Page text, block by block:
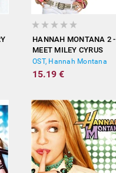
HANNAH MONTANA 2 -
MEET MILEY CYRUS
OST, Hannah Montana
15.19 €